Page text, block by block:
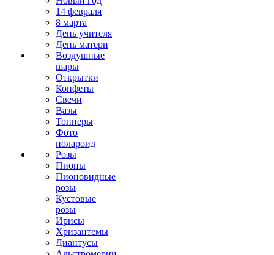
14 февраля
8 марта
День учителя
День матери
Воздушные
шары
Открытки
Конфеты
Свечи
Вазы
Топперы
Фото
полароид
Розы
Пионы
Пионовидные
розы
Кустовые
розы
Ирисы
Хризантемы
Диантусы